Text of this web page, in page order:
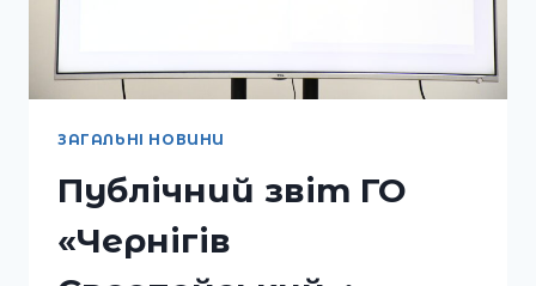
ЗАГАЛЬНІ НОВИНИ
Публічний звіт ГО
«Чернігів